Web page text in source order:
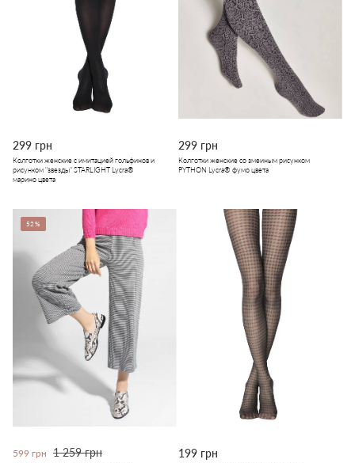
299 грн
Колготки женские c имитацией гольфинов и
рисунком "звезды" STARLIGHT Lycra®
марино цвета
299 грн
Колготки женские со змеиным рисунком
PYTHON Lycra® фумо цвета
52%
599 грн 1 259 грн 199 грн